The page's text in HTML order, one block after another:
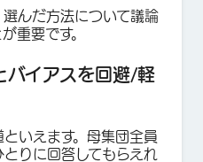
んだ方法について議論
重要です。
バイアスを回避/軽
いえます。母集団全員
りに回答してもらえれ